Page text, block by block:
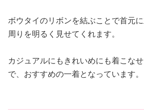
ボウタイのリボンを結ぶことで首元
周りを明るく見せてくれます。
カジュアルにもきれいめにも着こな
で、おすすめの一着となっています。